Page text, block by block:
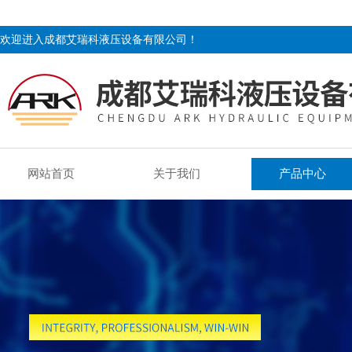
欢迎进入成都艾瑞科液压设备有限公司！
网站首页 关于我们 产品中心